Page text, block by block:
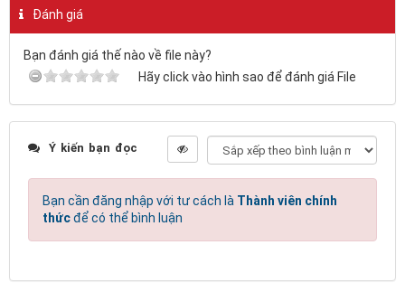
Đánh giá
Bạn đánh giá thế nào về file này?
Hãy click vào hình sao để đánh giá File
Ý kiến bạn đọc
Bạn cần đăng nhập với tư cách là Thành viên chính
thứcđể có thể bình luận